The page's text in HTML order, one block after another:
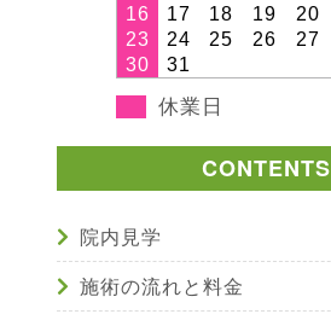
16
17 18 19 20
23
24 25 26 27
30
31
休業日
CONTENTS
院内見学
施術の流れと料金